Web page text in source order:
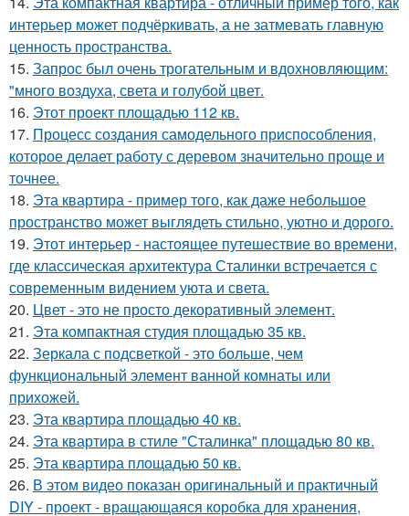
интерьер может подчёркивать, а не затмевать главную
ценность пространства.
15. Запрос был очень трогательным и вдохновляющим:
"много воздуха, света и голубой цвет.
16. Этот проект площадью 112 кв.
17. Процесс создания самодельного приспособления,
которое делает работу с деревом значительно проще и
точнее.
18. Эта квартира - пример того, как даже небольшое
пространство может выглядеть стильно, уютно и дорого.
19. Этот интерьер - настоящее путешествие во времени,
где классическая архитектура Сталинки встречается с
современным видением уюта и света.
20. Цвет - это не просто декоративный элемент.
21. Эта компактная студия площадью 35 кв.
22. Зеркала с подсветкой - это больше, чем
функциональный элемент ванной комнаты или
прихожей.
23. Эта квартира площадью 40 кв.
24. Эта квартира в стиле "Сталинка" площадью 80 кв.
25. Эта квартира площадью 50 кв.
26. В этом видео показан оригинальный и практичный
DIY - проект - вращающаяся коробка для хранения,